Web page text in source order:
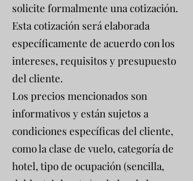
solicite formalmente una cotización.
Esta cotización será elaborada
específicamente de acuerdo con los
intereses, requisitos y presupuesto
del cliente.
Los precios mencionados son
informativos y están sujetos a
condiciones específicas del cliente,
como la clase de vuelo, categoría de
hotel, tipo de ocupación (sencilla,